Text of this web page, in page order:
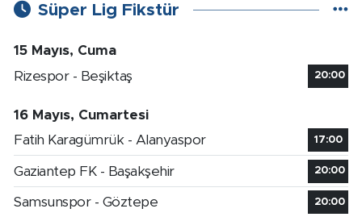
Süper Lig Fikstür
15 Mayıs, Cuma
Rizespor - Beşiktaş
20:00
16 Mayıs, Cumartesi
Fatih Karagümrük - Alanyaspor
17:00
Gaziantep FK - Başakşehir 20:00
Samsunspor - Göztepe 20:00